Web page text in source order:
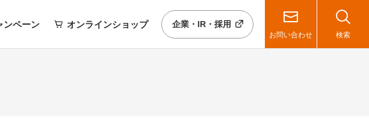
ンペーン オンラインショップ 企業・IR・採用
お問い合わせ 検索